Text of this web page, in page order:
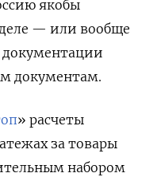
якобы
— или вообще
документам.
» расчеты
за товары
набором